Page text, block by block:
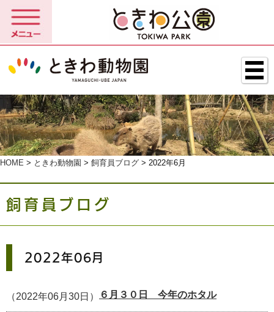
HOME > ときわ動物園 > 飼育員ブログ > 2022年6月
飼育員ブログ
2022年06月
（2022年06月30日） ６月３０日 今年のホタル